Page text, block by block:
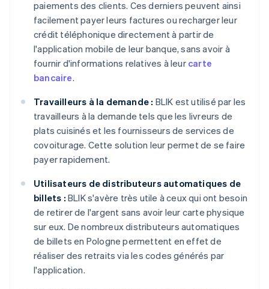
paiements des clients. Ces derniers peuvent ainsi
facilement payer leurs factures ou recharger leur
crédit téléphonique directement à partir de
l'application mobile de leur banque, sans avoir à
fournir d'informations relatives à leur carte
bancaire.
Travailleurs à la demande : BLIK est utilisé par les
travailleurs à la demande tels que les livreurs de
plats cuisinés et les fournisseurs de services de
covoiturage. Cette solution leur permet de se faire
payer rapidement.
Utilisateurs de distributeurs automatiques de
billets : BLIK s'avère très utile à ceux qui ont besoin
de retirer de l'argent sans avoir leur carte physique
sur eux. De nombreux distributeurs automatiques
de billets en Pologne permettent en effet de
réaliser des retraits via les codes générés par
l'application.